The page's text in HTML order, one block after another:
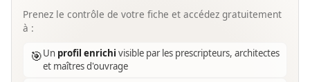
Prenez le contrôle de votre fiche et accédez gratuitement
à :
🎯Un profil enrichi visible par les prescripteurs, architectes
et maîtres d'ouvrage